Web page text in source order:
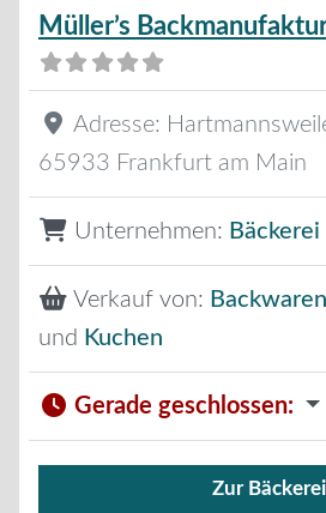
Müller’s
Adresse:
65933 Frankfurt am Main
Unternehmen: Bäckerei
Verkauf von: Backwaren
und Kuchen
Gerade geschlossen:
Verkauf von Brötchen,
Zur Bäckerei